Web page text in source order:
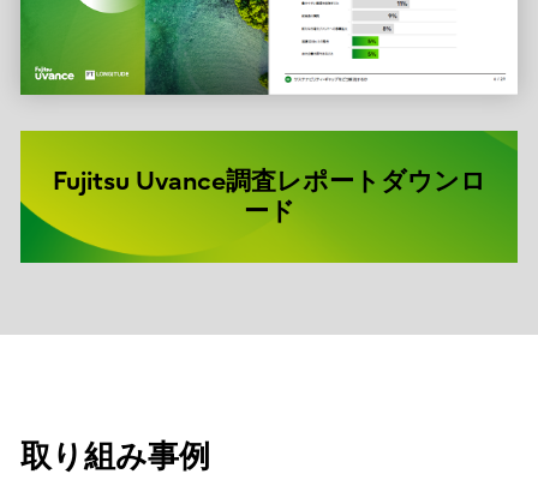
Fujitsu Uvance調査レポートダウンロ
ード
取り組み事例